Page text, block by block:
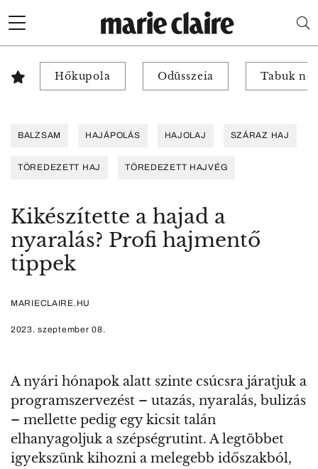
Hőkupola Odüsszeia Tabuk
BALZSAM HAJÁPOLÁS HAJOLAJ SZÁRAZ HAJ
TÖREDEZETT HAJ TÖREDEZETT HAJVÉG
Kikészítette a hajad a
nyaralás? Profi hajmentő
tippek
MARIECLAIRE.HU
2023. szeptember 08.
A nyári hónapok alatt szinte csúcsra járatjuk a
programszervezést – utazás, nyaralás, bulizás
– mellette pedig egy kicsit talán
elhanyagoljuk a szépségrutint. A legtöbbet
igyekszünk kihozni a melegebb időszakból,